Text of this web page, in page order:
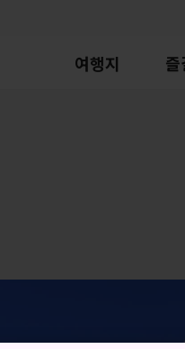
여행지 즐